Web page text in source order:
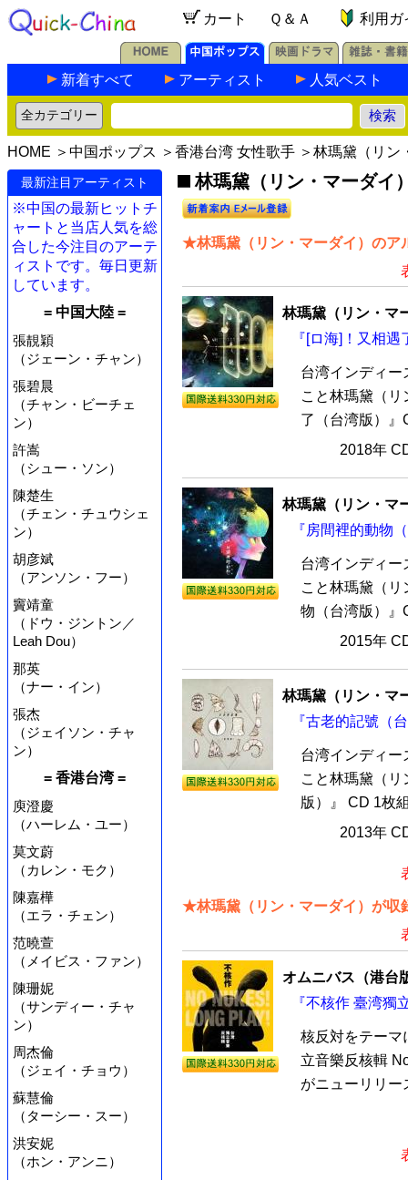
カート Ｑ＆Ａ 利用ガ
新着すべて アーティスト 人気ベスト
HOME ＞ 中国ポップス ＞ 香港台湾 女性歌手 ＞林瑪黛（リン
最新注目アーティスト
※中国の最新ヒットチ
ャートと当店人気を総
合した今注目のアーテ
ィストです。毎日更新
しています。
= 中国大陸 =
張靚穎
（ジェーン・チャン）
張碧晨
（チャン・ビーチェ
ン）
許嵩
（シュー・ソン）
陳楚生
（チェン・チュウシェ
ン）
胡彦斌
（アンソン・フー）
竇靖童
（ドウ・ジントン／
Leah Dou）
那英
（ナー・イン）
張杰
（ジェイソン・チャ
ン）
= 香港台湾 =
庾澄慶
（ハーレム・ユー）
莫文蔚
（カレン・モク）
陳嘉樺
（エラ・チェン）
范曉萱
（メイビス・ファン）
陳珊妮
（サンディー・チャ
ン）
周杰倫
（ジェイ・チョウ）
蘇慧倫
（ターシー・スー）
洪安妮
（ホン・アンニ）
林瑪黛（リン・マーダイ
★林瑪黛（リン・マーダイ）のア
林瑪黛（リン・マ
『[ロ海]！又相
台湾インディー
こと林瑪黛（
了（台湾版）
2018年
林瑪黛（リン・マ
『房間裡的動物
台湾インディー
こと林瑪黛（
物（台湾版）』
2015年
林瑪黛（リン・マ
『古老的記號（
台湾インディー
こと林瑪黛（
版）』 CD 1枚
2013年
★林瑪黛（リン・マーダイ）が収
オムニバス（港台
『不核作 臺湾獨
核反対をテーマ
立音樂反核輯
がニューリリー